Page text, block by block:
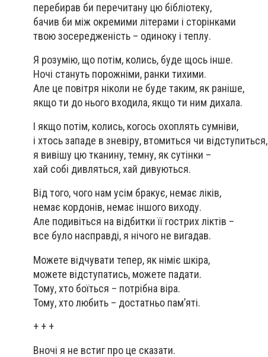
перебирав би перечитану цю бібліотеку,
бачив би між окремими літерами і сторінками
твою зосередженість – одиноку і теплу.
Я розумію, що потім, колись, буде щось інше.
Ночі стануть порожніми, ранки тихими.
Але це повітря ніколи не буде таким, як раніше,
якщо ти до нього входила, якщо ти ним дихала.
І якщо потім, колись, когось охоплять сумніви,
і хтось западе в зневіру, втомиться чи відступиться,
я вивішу цю тканину, темну, як сутінки –
хай собі дивляться, хай дивуються.
Від того, чого нам усім бракує, немає ліків,
немає кордонів, немає іншого виходу.
Але подивіться на відбитки її гострих ліктів –
все було насправді, я нічого не вигадав.
Можете відчувати тепер, як німіє шкіра,
можете відступатись, можете падати.
Тому, хто боїться – потрібна віра.
Тому, хто любить – достатньо пам’яті.
+ + +
Вночі я не встиг про це сказати.